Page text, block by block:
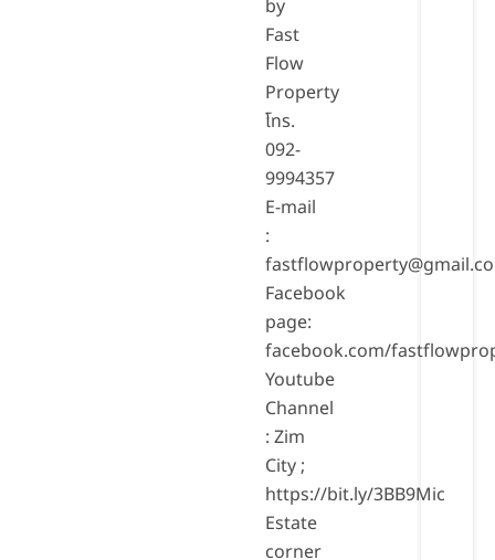
by
Fast
Flow
Property
โทร.
092-
9994357
E-mail
:
Facebook
page:
facebook.com/
Youtube
Channel
: Zim
City ;
https://bit.ly/3BB9Mic
Estate
corner